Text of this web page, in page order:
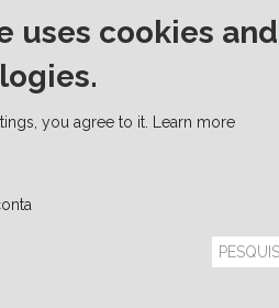
uses cookies and
you agree to it. Learn more